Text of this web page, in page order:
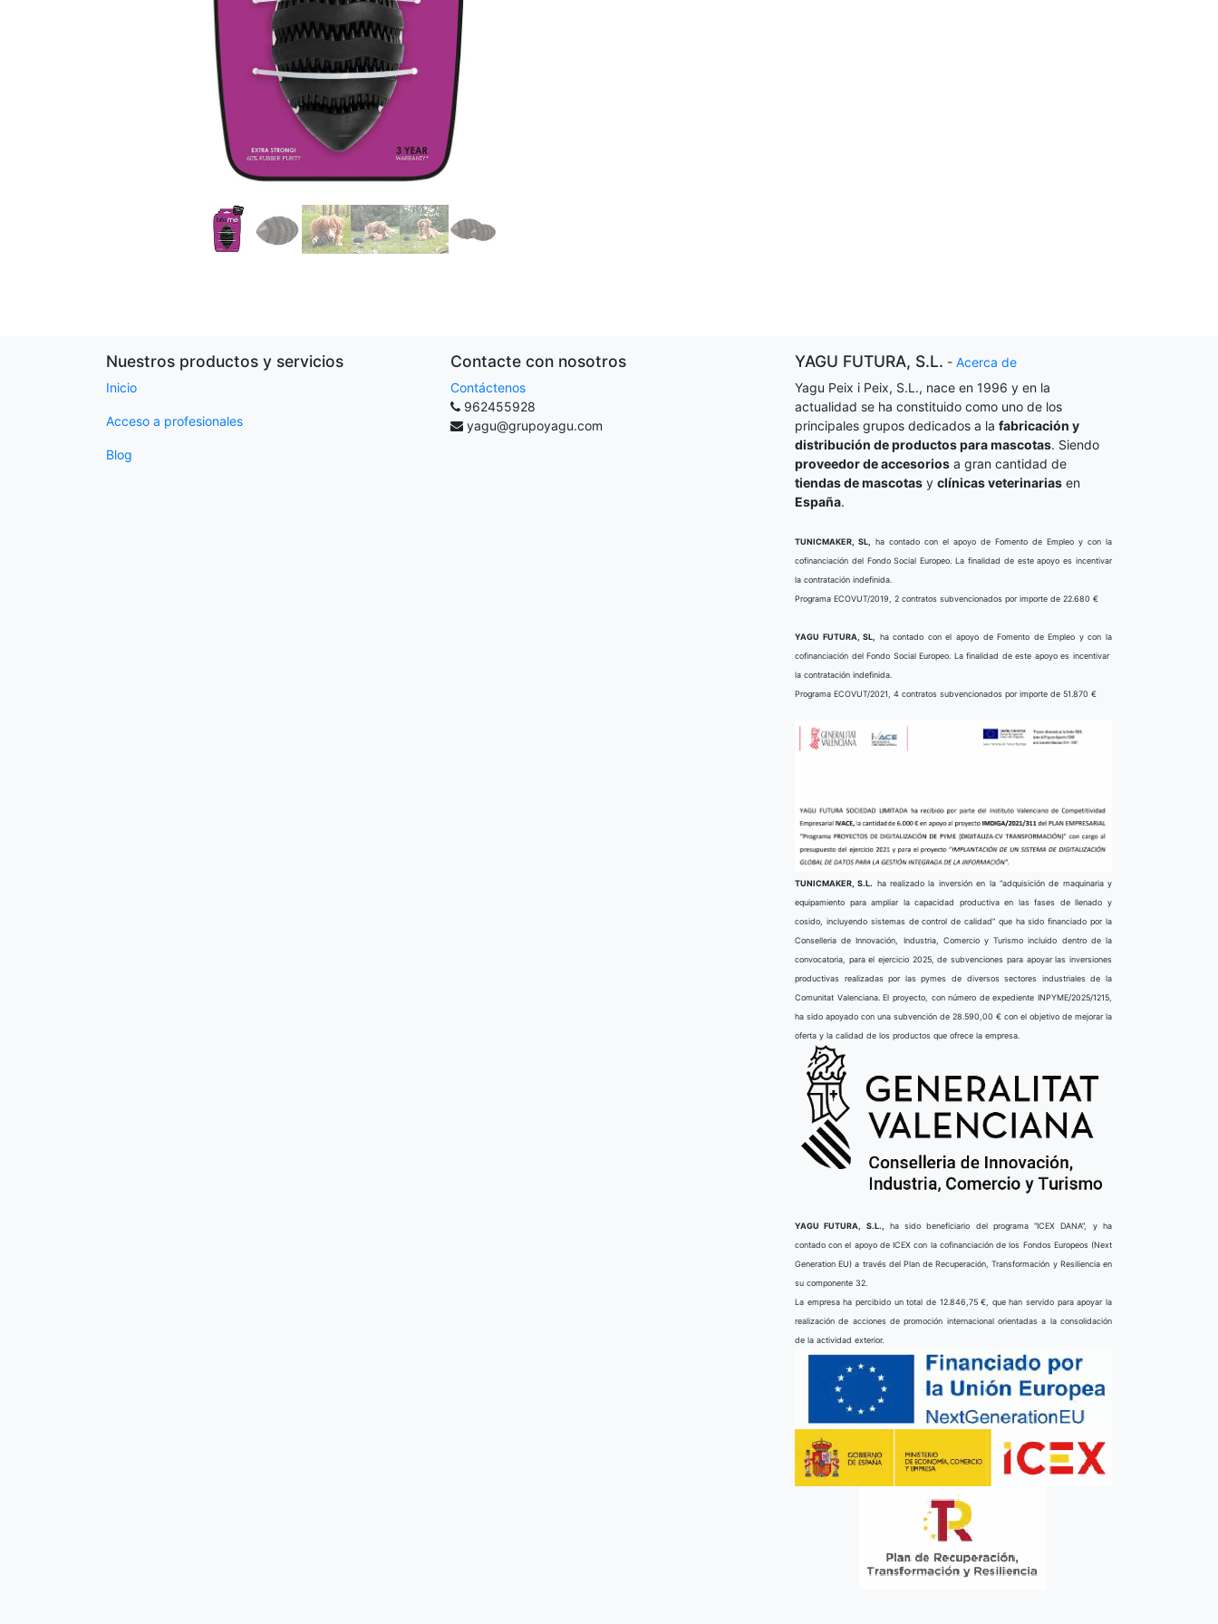
Nuestros productos y servicios
Inicio
Acceso a profesionales
Blog
Contacte con nosotros
Contáctenos
962455928
yagu@grupoyagu.com
YAGU FUTURA, S.L. - Acerca de
Yagu Peix i Peix, S.L., nace en 1996 y en la
actualidad se ha constituido como uno de los
principales grupos dedicados a la fabricación y
distribución de productos para mascotas. Siendo
proveedor de accesorios a gran cantidad de
tiendas de mascotas y clínicas veterinarias en
España.
TUNICMAKER, SL,
ha contado con el apoyo de Fomento de Empleo y con la
cofinanciación del Fondo Social Europeo. La finalidad de este apoyo es incentivar
la contratación indefinida.
Programa ECOVUT/2019, 2 contratos subvencionados por importe de 22.680 €
YAGU FUTURA, SL,
ha contado con el apoyo de Fomento de Empleo y con la
cofinanciación del Fondo Social Europeo. La finalidad de este apoyo es incentivar
la contratación indefinida.
Programa ECOVUT/2021, 4 contratos subvencionados por importe de 51.870 €
TUNICMAKER, S.L. ha realizado la inversión en la “adquisición de maquinaria y
equipamiento para ampliar la capacidad productiva en las fases de llenado y
cosido, incluyendo sistemas de control de calidad” que ha sido financiado por la
Conselleria de Innovación, Industria, Comercio y Turismo incluido dentro de la
convocatoria, para el ejercicio 2025, de subvenciones para apoyar las inversiones
productivas realizadas por las pymes de diversos sectores industriales de la
Comunitat Valenciana. El proyecto, con número de expediente INPYME/2025/1215,
ha sido apoyado con una subvención de 28.590,00 € con el objetivo de mejorar la
oferta y la calidad de los productos que ofrece la empresa.
YAGU FUTURA, S.L.,
ha sido beneficiario del programa “ICEX DANA”, y ha
contado con el apoyo de ICEX con la cofinanciación de los Fondos Europeos (Next
Generation EU) a través del Plan de Recuperación, Transformación y Resiliencia en
su componente 32.
La empresa ha percibido un total de 12.846,75 €, que han servido para apoyar la
realización de acciones de promoción internacional orientadas a la consolidación
de la actividad exterior.